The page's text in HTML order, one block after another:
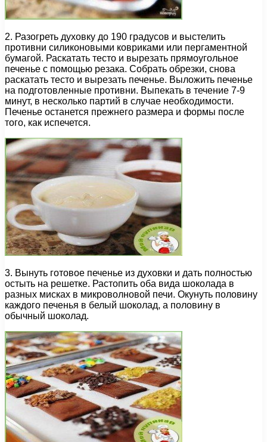
2. Разогреть духовку до 190 градусов и выстелить
противни силиконовыми ковриками или пергаментной
бумагой. Раскатать тесто и вырезать прямоугольное
печенье с помощью резака. Собрать обрезки, снова
раскатать тесто и вырезать печенье. Выложить печенье
на подготовленные противни. Выпекать в течение 7-9
минут, в несколько партий в случае необходимости.
Печенье останется прежнего размера и формы после
того, как испечется.
3. Вынуть готовое печенье из духовки и дать полностью
остыть на решетке. Растопить оба вида шоколада в
разных мисках в микроволновой печи. Окунуть половину
каждого печенья в белый шоколад, а половину в
обычный шоколад.